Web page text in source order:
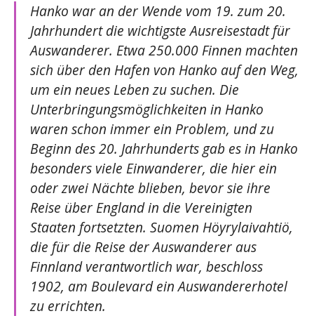
Hanko war an der Wende vom 19. zum 20.
Jahrhundert die wichtigste Ausreisestadt für
Auswanderer. Etwa 250.000 Finnen machten
sich über den Hafen von Hanko auf den Weg,
um ein neues Leben zu suchen. Die
Unterbringungsmöglichkeiten in Hanko
waren schon immer ein Problem, und zu
Beginn des 20. Jahrhunderts gab es in Hanko
besonders viele Einwanderer, die hier ein
oder zwei Nächte blieben, bevor sie ihre
Reise über England in die Vereinigten
Staaten fortsetzten. Suomen Höyrylaivahtiö,
die für die Reise der Auswanderer aus
Finnland verantwortlich war, beschloss
1902, am Boulevard ein Auswandererhotel
zu errichten.